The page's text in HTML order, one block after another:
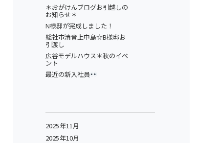
＊おがけんブログお引越しの
お知らせ＊
N様邸が完成しました！
総社市清音上中島☆B様邸お
引渡し
広谷モデルハウス＊秋のイベ
ント
最近の新入社員
2025年11月
2025年10月